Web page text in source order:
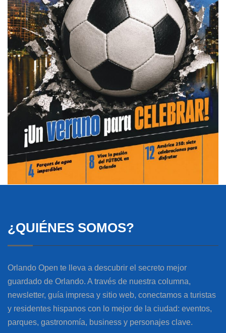
¿QUIÉNES SOMOS?
Orlando Open te lleva a descubrir el secreto mejor
guardado de Orlando. A través de nuestra columna,
newsletter, guía impresa y sitio web, conectamos a turistas
y residentes hispanos con lo mejor de la ciudad: eventos,
parques, gastronomía, business y personajes clave.